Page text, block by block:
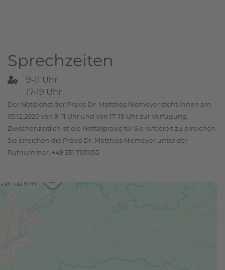
Sprechzeiten
9-11 Uhr
17-19 Uhr
Der Notdienst der Praxis Dr. Matthias Niemeyer steht Ihnen am
05.12.2020 von 9-11 Uhr und von 17-19 Uhr zur Verfügung.
Zwischenzeitlich ist die Notfallpraxis für Sie rufbereit zu erreichen.
Sie erreichen die Praxis Dr. Matthias Niemeyer unter der
Rufnummer: +49 331 707055